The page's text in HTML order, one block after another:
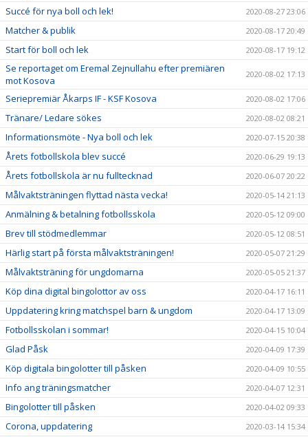
Succé för nya boll och lek! 2020-08-27 23:06
Matcher & publik 2020-08-17 20:49
Start för boll och lek 2020-08-17 19:12
Se reportaget om Eremal Zejnullahu efter premiären
mot Kosova
2020-08-02 17:13
Seriepremiär Åkarps IF - KSF Kosova 2020-08-02 17:06
Tränare/ Ledare sökes 2020-08-02 08:21
Informationsmöte - Nya boll och lek 2020-07-15 20:38
Årets fotbollskola blev succé 2020-06-29 19:13
Årets fotbollskola är nu fulltecknad 2020-06-07 20:22
Målvaktsträningen flyttad nästa vecka! 2020-05-14 21:13
Anmälning & betalning fotbollsskola 2020-05-12 09:00
Brev till stödmedlemmar 2020-05-12 08:51
Härlig start på första målvaktsträningen! 2020-05-07 21:29
Målvaktsträning för ungdomarna 2020-05-05 21:37
Köp dina digital bingolottor av oss 2020-04-17 16:11
Uppdatering kring matchspel barn & ungdom 2020-04-17 13:09
Fotbollsskolan i sommar! 2020-04-15 10:04
Glad Påsk 2020-04-09 17:39
Köp digitala bingolotter till påsken 2020-04-09 10:55
Info ang träningsmatcher 2020-04-07 12:31
Bingolotter till påsken 2020-04-02 09:33
Corona, uppdatering 2020-03-14 15:34